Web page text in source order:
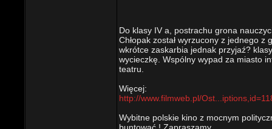
Do klasy IV a, postrachu grona
Chłopak został wyrzucony z jednego
wkrótce zaskarbia jednak przyjaź?
wycieczkę. Wspólny wypad za miasto
teatru.
Więcej:
http://www.filmweb.pl/
Wybitne polskie kino z mocnym